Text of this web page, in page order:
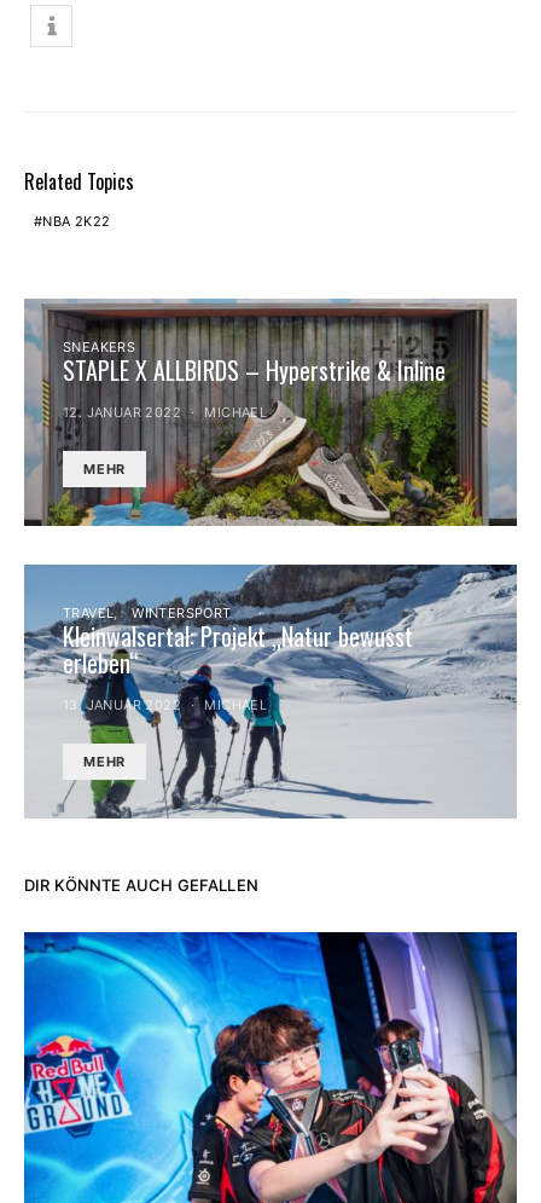
Related Topics
NBA 2K22
SNEAKERS
STAPLE X ALLBIRDS – Hyperstrike & Inline
12. JANUAR 2022 MICHAEL
MEHR
TRAVEL WINTERSPORT
Kleinwalsertal: Projekt „Natur bewusst
erleben“
13. JANUAR 2022 MICHAEL
MEHR
DIR KÖNNTE AUCH GEFALLEN